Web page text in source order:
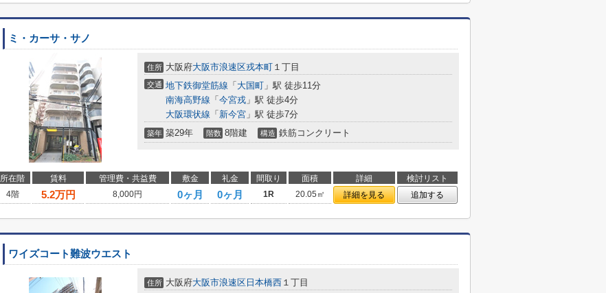
ミ・カーサ・サノ
住所 大阪府大阪市浪速区戎本町 １丁目
交通 地下鉄御堂筋線 「 大国町 」駅 徒歩11分
南海高野線 「 今宮戎 」駅 徒歩4分
大阪環状線 「 新今宮 」駅 徒歩7分
築年 築29年 階数 8階建 構造 鉄筋コンクリート
所在階 賃料 管理費・共益費 敷金 礼金 間取り 面積 詳細
検討リスト
4階
5.2万円 8,000円 0ヶ月 0ヶ月 1R 20.05㎡ 詳細を見る 追加する
ワイズコート難波ウエスト
住所 大阪府大阪市浪速区 日本橋西 １丁目